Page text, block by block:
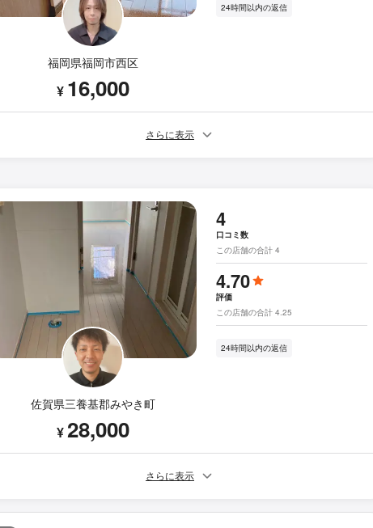
福岡県福岡市西区
¥ 16,000
24時間以内の返信
さらに表示
佐賀県三養基郡みやき町
¥28,000
4
口コミ数
この店舗の合計 4
4.70
評価
この店舗の合計 4.25
24時間以内の返信
さらに表示